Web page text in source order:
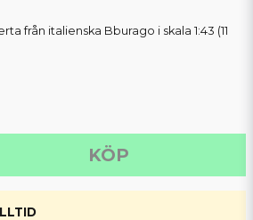
från italienska Bburago i skala 1:43 (11
KÖP